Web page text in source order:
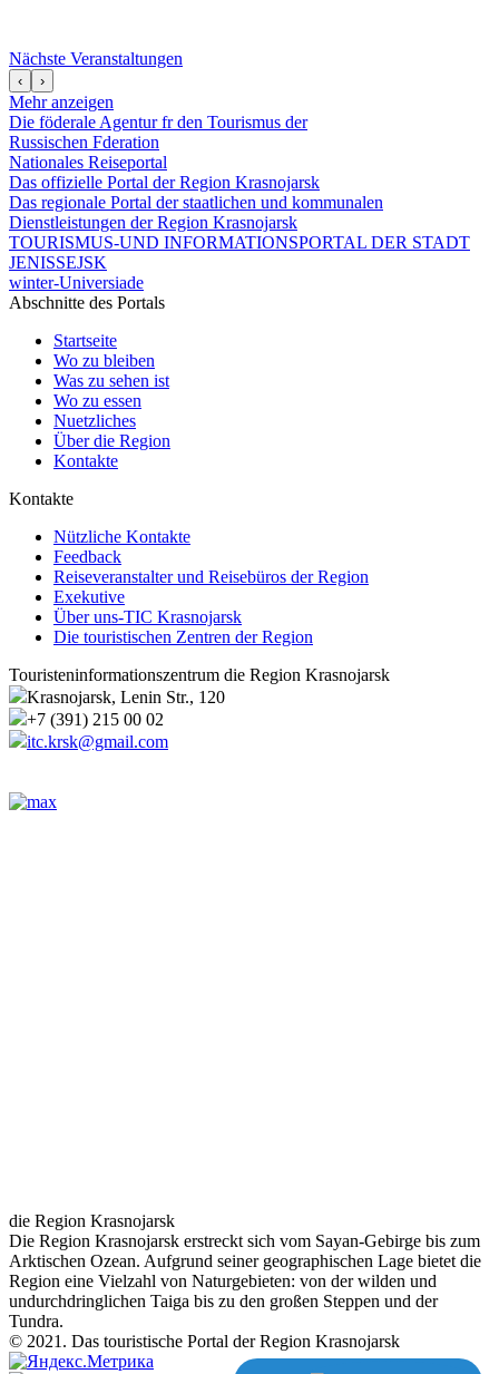
Nächste Veranstaltungen
‹ ›
Mehr anzeigen
Die föderale Agentur fr den Tourismus der
Russischen Fderation
Nationales Reiseportal
Das offizielle Portal der Region Krasnojarsk
Das regionale Portal der staatlichen und kommunalen
Dienstleistungen der Region Krasnojarsk
TOURISMUS-UND INFORMATIONSPORTAL DER STADT
JENISSEJSK
winter-Universiade
Abschnitte des Portals
Startseite
Wo zu bleiben
Was zu sehen ist
Wo zu essen
Nuetzliches
Über die Region
Kontakte
Kontakte
Nützliche Kontakte
Feedback
Reiseveranstalter und Reisebüros der Region
Exekutive
Über uns-TIC Krasnojarsk
Die touristischen Zentren der Region
Touristeninformationszentrum die Region Krasnojarsk
Krasnojarsk, Lenin Str., 120
+7 (391) 215 00 02
itc.krsk@gmail.com
die Region Krasnojarsk
Die Region Krasnojarsk erstreckt sich vom Sayan-Gebirge bis zum
Arktischen Ozean. Aufgrund seiner geographischen Lage bietet die
Region eine Vielzahl von Naturgebieten: von der wilden und
undurchdringlichen Taiga bis zu den großen Steppen und der
Tundra.
© 2021. Das touristische Portal der Region Krasnojarsk